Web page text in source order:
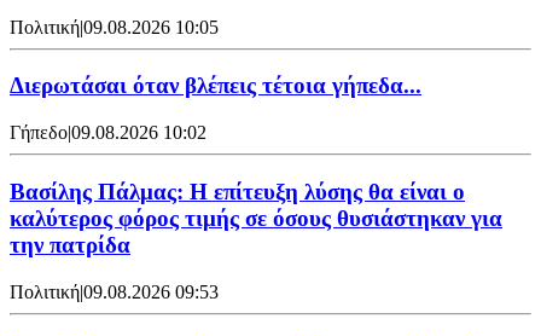
Πολιτική|09.08.2026 10:05
Διερωτάσαι όταν βλέπεις τέτοια γήπεδα...
Γήπεδο|09.08.2026 10:02
Βασίλης Πάλμας: Η επίτευξη λύσης θα είναι ο
καλύτερος φόρος τιμής σε όσους θυσιάστηκαν για
την πατρίδα
Πολιτική|09.08.2026 09:53